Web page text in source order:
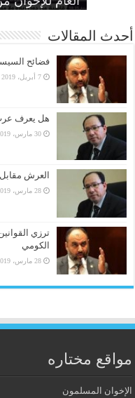
أحدث المقالات
فضائح
7 أبريل، 2019
هل يعرف
30 مارس، 2019
العرش
28 مارس، 2019
ترزي
الكومي
28 مارس، 2019
مواقع مختاره
الإخوان المسلمون